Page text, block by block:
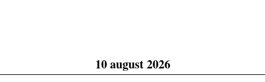
10 august 2026